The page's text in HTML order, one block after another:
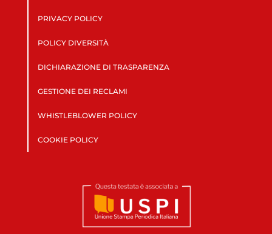
PRIVACY POLICY
POLICY DIVERSITÀ
DICHIARAZIONE DI TRASPARENZA
GESTIONE DEI RECLAMI
WHISTLEBLOWER POLICY
COOKIE POLICY